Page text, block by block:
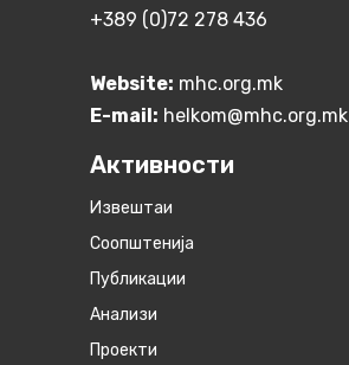
+389 (0)72 278 436
Website: mhc.org.mk
E-mail: helkom@mhc.org.mk
Активности
Извештаи
Соопштенија
Публикации
Анализи
Проекти